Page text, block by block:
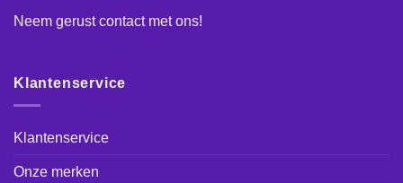
Neem gerustcontactmet ons!
Klantenservice
Klantenservice
Onze merken